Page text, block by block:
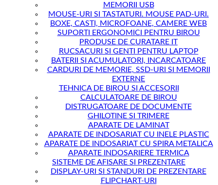
MEMORII USB
MOUSE-URI SI TASTATURI. MOUSE PAD-URI.
BOXE, CASTI, MICROFOANE, CAMERE WEB
SUPORTI ERGONOMICI PENTRU BIROU
PRODUSE DE CURATARE IT
RUCSACURI SI GENTI PENTRU LAPTOP
BATERII SI ACUMULATORI, INCARCATOARE
CARDURI DE MEMORIE, SSD-URI SI MEMORII
EXTERNE
TEHNICA DE BIROU SI ACCESORII
CALCULATOARE DE BIROU
DISTRUGATOARE DE DOCUMENTE
GHILOTINE SI TRIMERE
APARATE DE LAMINAT
APARATE DE INDOSARIAT CU INELE PLASTIC
APARATE DE INDOSARIAT CU SPIRA METALICA
APARATE INDOSARIERE TERMICA
SISTEME DE AFISARE SI PREZENTARE
DISPLAY-URI SI STANDURI DE PREZENTARE
FLIPCHART-URI